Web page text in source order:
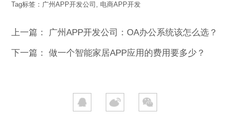
Tag标签： 广州APP开发公司 , 电商APP开发
上一篇： 广州APP开发公司：OA办公系统该怎么选？
下一篇：做一个智能家居APP应用的费用要多少？